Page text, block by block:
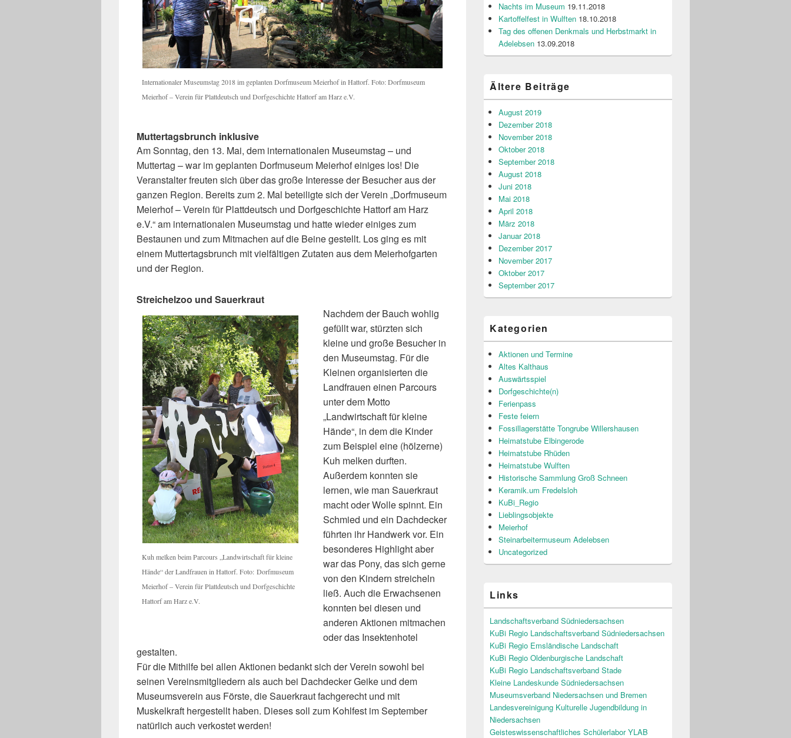
Internationaler Museumstag 2018 im geplanten Dorfmuseum Meierhof in Hattorf. Foto: Dorfmuseum
Meierhof – Verein für Plattdeutsch und Dorfgeschichte Hattorf am Harz e.V.
Muttertagsbrunch inklusive
Am Sonntag, den 13. Mai, dem internationalen Museumstag – und
Muttertag – war im geplanten Dorfmuseum Meierhof einiges los! Die
Veranstalter freuten sich über das große Interesse der Besucher aus der
ganzen Region. Bereits zum 2. Mal beteiligte sich der Verein „Dorfmuseum
Meierhof – Verein für Plattdeutsch und Dorfgeschichte Hattorf am Harz
e.V.“ am internationalen Museumstag und hatte wieder einiges zum
Bestaunen und zum Mitmachen auf die Beine gestellt. Los ging es mit
einem Muttertagsbrunch mit vielfältigen Zutaten aus dem Meierhofgarten
und der Region.
Streichelzoo und Sauerkraut
Kuh melken beim Parcours „Landwirtschaft für kleine
Hände“ der Landfrauen in Hattorf. Foto: Dorfmuseum
Meierhof – Verein für Plattdeutsch und Dorfgeschichte
Hattorf am Harz e.V.
Nachdem der Bauch wohlig
gefüllt war, stürzten sich
kleine und große Besucher in
den Museumstag. Für die
Kleinen organisierten die
Landfrauen einen Parcours
unter dem Motto
„Landwirtschaft für kleine
Hände“, in dem die Kinder
zum Beispiel eine (hölzerne)
Kuh melken durften.
Außerdem konnten sie
lernen, wie man Sauerkraut
macht oder Wolle spinnt. Ein
Schmied und ein Dachdecker
führten ihr Handwerk vor. Ein
besonderes Highlight aber
war das Pony, das sich gerne
von den Kindern streicheln
ließ. Auch die Erwachsenen
konnten bei diesen und
anderen Aktionen mitmachen
oder das Insektenhotel
gestalten.
Für die Mithilfe bei allen Aktionen bedankt sich der Verein sowohl bei
seinen Vereinsmitgliedern als auch bei Dachdecker Geike und dem
Museumsverein aus Förste, die Sauerkraut fachgerecht und mit
Muskelkraft hergestellt haben. Dieses soll zum Kohlfest im September
natürlich auch verkostet werden!
Nachts im Museum 19.11.2018
Kartoffelfest in Wulften 18.10.2018
Tag des offenen Denkmals und Herbstmarkt in
Adelebsen 13.09.2018
Ältere Beiträge
August 2019
Dezember 2018
November 2018
Oktober 2018
September 2018
August 2018
Juni 2018
Mai 2018
April 2018
März 2018
Januar 2018
Dezember 2017
November 2017
Oktober 2017
September 2017
Kategorien
Aktionen und Termine
Altes Kalthaus
Auswärtsspiel
Dorfgeschichte(n)
Ferienpass
Feste feiern
Fossillagerstätte Tongrube Willershausen
Heimatstube Elbingerode
Heimatstube Rhüden
Heimatstube Wulften
Historische Sammlung Groß Schneen
Keramik.um Fredelsloh
KuBi_Regio
Lieblingsobjekte
Meierhof
Steinarbeitermuseum Adelebsen
Uncategorized
Links
Landschaftsverband Südniedersachsen
KuBi Regio Landschaftsverband Südniedersachsen
KuBi Regio Emsländische Landschaft
KuBi Regio Oldenburgische Landschaft
KuBi Regio Landschaftsverband Stade
Kleine Landeskunde Südniedersachsen
Museumsverband Niedersachsen und Bremen
Landesvereinigung Kulturelle Jugendbildung in
Niedersachsen
Geisteswissenschaftliches Schülerlabor YLAB